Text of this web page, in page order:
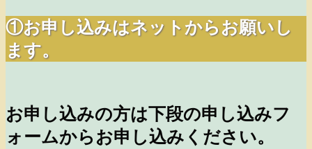
①お申し込みはネットからお願いし
ます。
お申し込みの方は下段の申し込みフ
ォームからお申し込みください。